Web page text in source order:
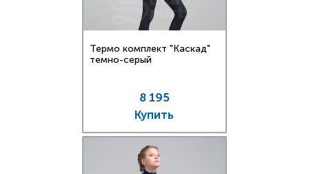
Термо комплект "Каскад"
темно-серый
8 195
Купить